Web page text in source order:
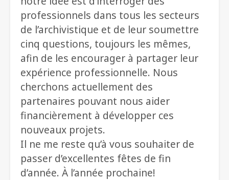
professionnels dans tous les secteurs
de l’archivistique et de leur soumettre
cinq questions, toujours les mêmes,
afin de les encourager à partager leur
expérience professionnelle. Nous
cherchons actuellement des
partenaires pouvant nous aider
financièrement à développer ces
nouveaux projets.
Il ne me reste qu’à vous souhaiter de
passer d’excellentes fêtes de fin
d’année. À l’année prochaine!